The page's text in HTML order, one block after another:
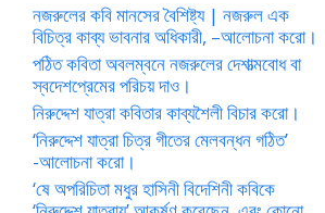
নজরুলের কবি মানসের বৈশিষ্ট্য | নজরুল এক
বিচিত্র কাব্য ভাবনার অধিকারী, –আলোচনা করো।
পঠিত কবিতা অবলম্বনে নজরুলের দেশাত্মবোধ বা
স্বদেশপ্রেমের পরিচয় দাও।
নিরুদ্দেশ যাত্রা কবিতার কাব্যশৈলী বিচার করো।
‘নিরুদ্দেশ যাত্রা চিত্র গীতের মেলবন্ধন গঠিত’
-আলোচনা করো।
‘ষে অপরিচিতা মধুর হাসিনী বিদেশিনী কবিকে